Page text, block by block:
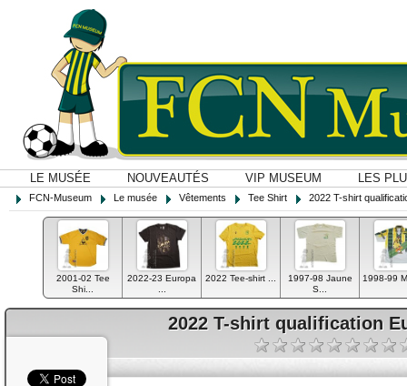
LE MUSÉE NOUVEAUTÉS VIP MUSEUM LES
FCN-Museum Le musée Vêtements Tee Shirt 2022 T-shirt
2001-02 Tee
Shi...
2022-23 Europa
2022 Tee-shirt ...
1997-98 Jaune
S...
1998-99
2022 T-shirt qualification